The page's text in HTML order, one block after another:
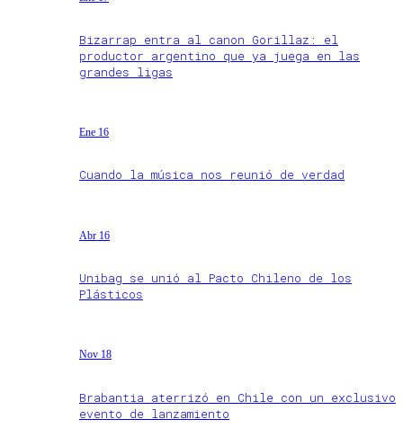
Bizarrap entra al canon Gorillaz: el
productor argentino que ya juega en las
grandes ligas
Ene 16
Cuando la música nos reunió de verdad
Abr 16
Unibag se unió al Pacto Chileno de los
Plásticos
Nov 18
Brabantia aterrizó en Chile con un exclusivo
evento de lanzamiento